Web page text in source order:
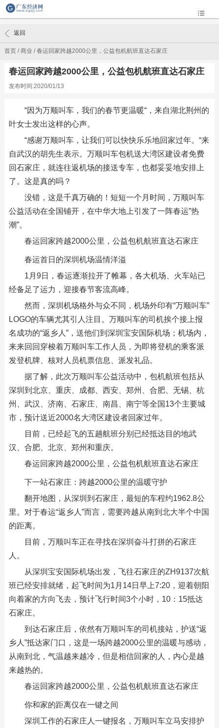
首页/商业 /春运回家跨越2000公里，公益包机航班直达石家庄
返回
春运回家跨越2000公里，公益包机航班直达石家庄
发布时间:2020/01/13
“因为万顺叫车，我们的春节更温暖“，来自湖北荆州的
叶女士发出这样的心声。
“感谢万顺叫车，让我们可以快快乐乐地回家过年。“来
自武汉的胡先生表示。万顺叫车包机送大湾区建设者免费
回石家庄，就连往返机场的接送专车，也都妥妥地安排上
了。这是真的吗？
没错，这是千真万确的！短短一个月时间，万顺叫车
公益活动在全国铺开，在中华大地上引发了一阵春运”热
潮”。
春运回家跨越2000公里，公益包机航班直达石家庄
春运首日的深圳机场温情洋溢
1月9日，春运逐渐拉开了帷幕，各大机场、火车站已
经备足了运力，迎接春节客流高峰。
然而，深圳机场格外与众不同，机场外印有“万顺叫车”
LOGO的车辆尤其引人注目。万顺叫车的司机挨个接上报
名成功的“返乡人”，送他们到深圳宝安国际机场；机场内，
来来回回穿梭着万顺叫车工作人员，为即将登机的乘客派
发登机牌、核对人员机票信息、派发礼品。
据了解，此次万顺叫车公益活动中，包机航班包括从
深圳到北京、重庆、成都、西安、郑州、合肥、无锡、杭
州、武汉、济南、石家庄、南昌、南宁等全国13个主要城
市，预计送近2000名大湾区建设者回家过年。
目前，已经起飞的五趟航班分别已经抵达目的地武
汉、合肥、北京、郑州和重庆。
春运回家跨越2000公里，公益包机航班直达石家庄
下一站石家庄：跨越2000公里的温暖守护
翻开地图，从深圳到石家庄，最短的车程约1962.8公
里。对于春运“返乡人”而言，需要跨越从南到北大半个中国
的距离。
目前，万顺叫车正在寻找在深圳奋斗打拼的石家庄
人。
从深圳宝安国际机场出发，飞往石家庄的ZH9137次航
班已经安排就绪，起飞时间为1月14日早上7:20，迎着朝阳
向着家的方向飞去，预计飞行时间3个小时，10：15抵达
石家庄。
到达石家庄后，依然有万顺叫车的司机接站，护送“返
乡人”抵达家门口，这是一场跨越2000公里的温暖与感动，
从南到北，气温越来越冷，但是相信回家的人，内心是越
来越热的。
春运回家跨越2000公里，公益包机航班直达石家庄
你和家的距离仅在一键之间
深圳工作的石家庄人一键报名，万顺叫车立马安排护